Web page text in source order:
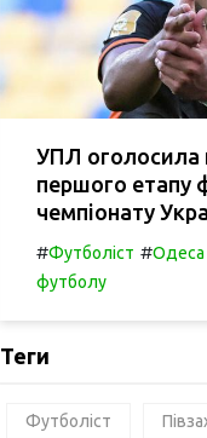
УПЛ оголосила
першого етапу
чемпіонату
#Футболіст #Одеса
футболу
Теги
Футболіст